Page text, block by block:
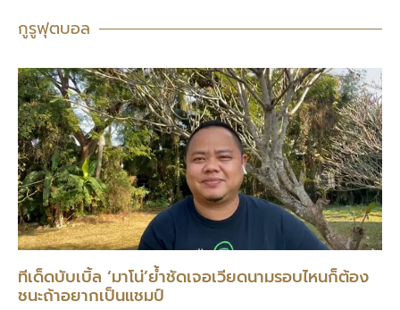
กูรูฟุตบอล
ทีเด็ดบับเบิ้ล ‘มาโน่’ย้ำชัดเจอเวียดนามรอบไหนก็ต้อง
ชนะถ้าอยากเป็นแชมป์